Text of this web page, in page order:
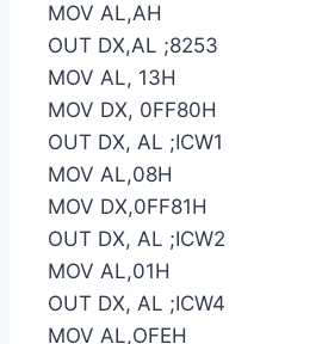
MOV AL,AH
OUT DX,AL ;8253
MOV AL, 13H
MOV DX, 0FF80H
OUT DX, AL ;ICW1
MOV AL,08H
MOV DX,0FF81H
OUT DX, AL ;ICW2
MOV AL,01H
OUT DX, AL ;ICW4
MOV AL,OFEH